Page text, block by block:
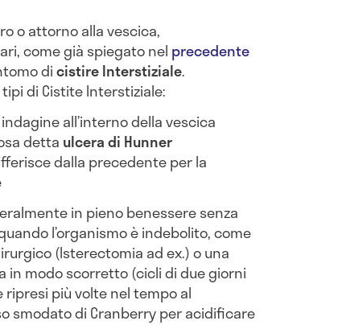
o attorno alla vescica,
come già spiegato nel precedente
dicistire Interstiziale.
di Cistite Interstiziale:
all’interno della vescica
detta ulcera di Hunner
dalla precedente per la
in pieno benessere senza
l’organismo è indebolito, come
(Isterectomia ad ex.) o una
modo scorretto (cicli di due giorni
più volte nel tempo al
smodato di Cranberry per acidificare